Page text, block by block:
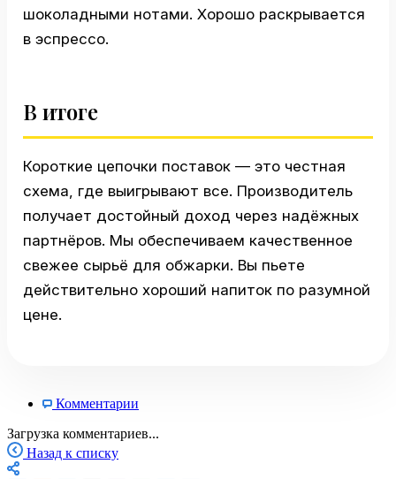
шоколадными нотами. Хорошо раскрывается
в эспрессо.
В итоге
Короткие цепочки поставок — это честная
схема, где выигрывают все. Производитель
получает достойный доход через надёжных
партнёров. Мы обеспечиваем качественное
свежее сырьё для обжарки. Вы пьете
действительно хороший напиток по разумной
цене.
Комментарии
Загрузка комментариев...
Назад к списку